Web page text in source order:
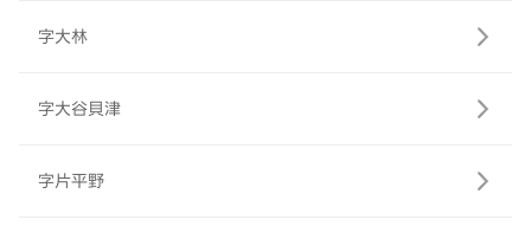
字大林
字大谷貝津
字片平野